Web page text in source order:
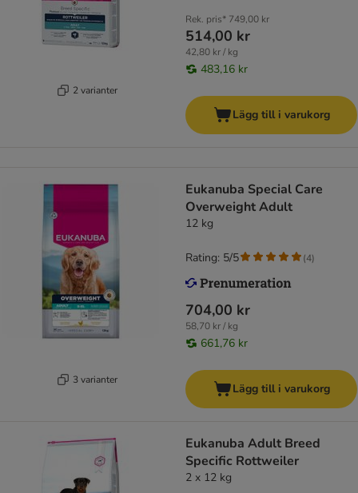
2 varianter
Rek. pris* 749,00 kr
514,00 kr
42,80 kr / kg
483,16 kr
Lägg till i varukorg
3 varianter
Eukanuba Special Care
Overweight Adult
12 kg
704,00 kr
58,70 kr / kg
661,76 kr
Rating: 5/5 (4)
Lägg till i varukorg
Eukanuba Adult Breed
Specific Rottweiler
2 x 12 kg